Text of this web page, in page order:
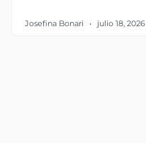
Josefina Bonari julio 18, 2026